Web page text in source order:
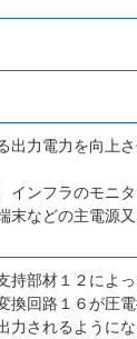
力電力を向上
インフラのモニ
末などの主電源
部材１２によ
回路１６が圧
力されるように